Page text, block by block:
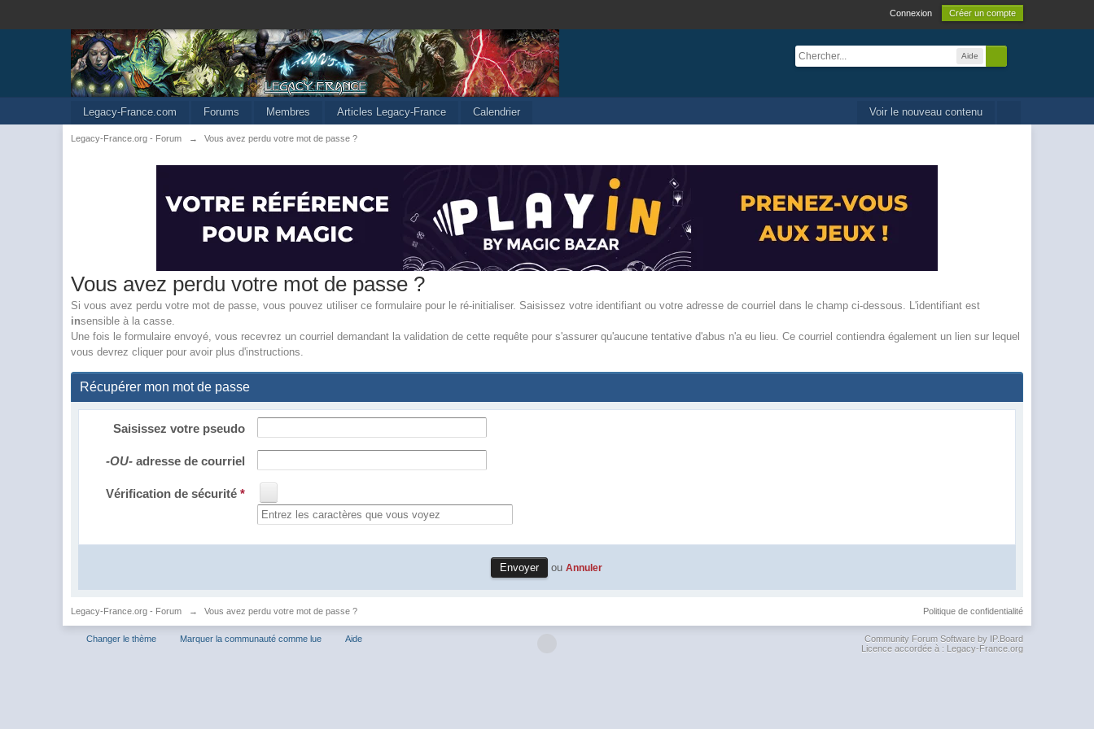
Connexion Créer un compte
Aide
Voir le nouveau contenu
Legacy-France.com Forums Membres Articles Legacy-France Calendrier
Legacy-France.org - Forum → Vous avez perdu votre mot de passe ?
Vous avez perdu votre mot de passe ?
Si vous avez perdu votre mot de passe, vous pouvez utiliser ce formulaire pour le ré-initialiser. Saisissez votre identifiant ou votre adresse de courriel dans le champ ci-dessous. L'identifiant est
insensible à la casse.
Une fois le formulaire envoyé, vous recevrez un courriel demandant la validation de cette requête pour s'assurer qu'aucune tentative d'abus n'a eu lieu. Ce courriel contiendra également un lien sur lequel
vous devrez cliquer pour avoir plus d'instructions.
Récupérer mon mot de passe
Saisissez votre pseudo
-OU- adresse de courriel
Vérification de sécurité*
ouAnnuler
Legacy-France.org - Forum → Vous avez perdu votre mot de passe ? Politique de confidentialité
Changer le thème Marquer la communauté comme lue Aide
Community Forum Software by IP.Board
Licence accordée à : Legacy-France.org